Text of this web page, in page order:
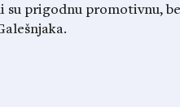
prigodnu promotivnu,